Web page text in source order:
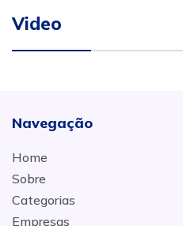
Video
Navegação
Home
Sobre
Categorias
Empresas